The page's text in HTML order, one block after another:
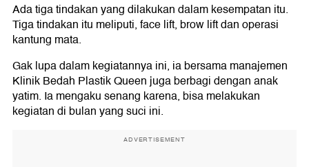
Ada tiga tindakan yang dilakukan dalam kesempatan itu.
Tiga tindakan itu meliputi, face lift, brow lift dan operasi
kantung mata.
Gak lupa dalam kegiatannya ini, ia bersama manajemen
Klinik Bedah Plastik Queen juga berbagi dengan anak
yatim. Ia mengaku senang karena, bisa melakukan
kegiatan di bulan yang suci ini.
ADVERTISEMENT